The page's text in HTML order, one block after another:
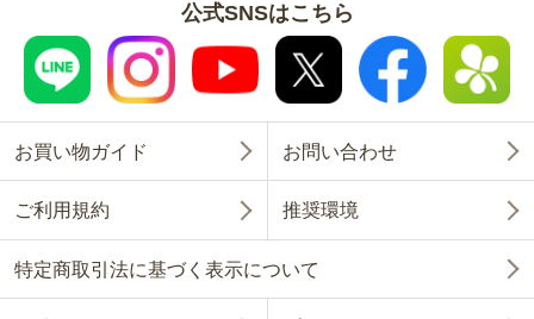
公式SNSはこちら
お買い物ガイド お問い合わせ
ご利用規約 推奨環境
特定商取引法に基づく表示について